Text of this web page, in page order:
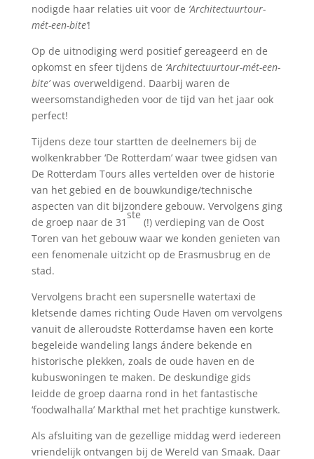
nodigde haar relaties uit voor de ‘Architectuurtour-
mét-een-bite’!
Op de uitnodiging werd positief gereageerd en de
opkomst en sfeer tijdens de ‘Architectuurtour-mét-een-
bite’was overweldigend. Daarbij waren de
weersomstandigheden voor de tijd van het jaar ook
perfect!
Tijdens deze tour startten de deelnemers bij de
wolkenkrabber ‘De Rotterdam’ waar twee gidsen van
De Rotterdam Tours alles vertelden over de historie
van het gebied en de bouwkundige/technische
aspecten van dit bijzondere gebouw. Vervolgens ging
de groep naar de 31
ste
(!) verdieping van de Oost
Toren van het gebouw waar we konden genieten van
een fenomenale uitzicht op de Erasmusbrug en de
stad.
Vervolgens bracht een supersnelle watertaxi de
kletsende dames richting Oude Haven om vervolgens
vanuit de alleroudste Rotterdamse haven een korte
begeleide wandeling langs ándere bekende en
historische plekken, zoals de oude haven en de
kubuswoningen te maken. De deskundige gids
leidde de groep daarna rond in het fantastische
‘foodwalhalla’ Markthal met het prachtige kunstwerk.
Als afsluiting van de gezellige middag werd iedereen
vriendelijk ontvangen bij de Wereld van Smaak. Daar